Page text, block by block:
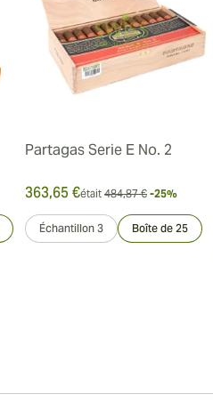
Partagas Serie E No. 2
363,65 €était 484,87 € -25%
Échantillon 3 Boîte de 25